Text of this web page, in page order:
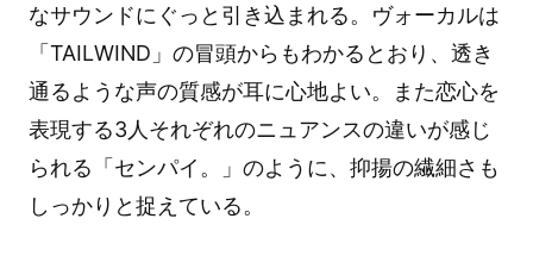
なサウンドにぐっと引き込まれる。ヴォーカルは
「TAILWIND」の冒頭からもわかるとおり、透き
通るような声の質感が耳に心地よい。また恋心を
表現する3人それぞれのニュアンスの違いが感じ
られる「センパイ。」のように、抑揚の繊細さも
しっかりと捉えている。